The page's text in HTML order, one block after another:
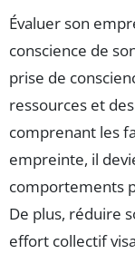
Évaluer son
conscience de
prise de
ressources et
comprenant les
empreinte, il
comportements
De plus, réduire
effort collectif